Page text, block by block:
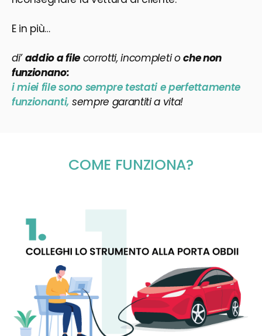
E in più…
di’addio a filecorrotti, incompleti oche non
funzionano:
i miei file sono sempre testati e perfettamente
funzionanti, sempre garantiti a vita!
COME FUNZIONA?